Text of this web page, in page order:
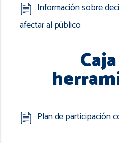
Información sobre
afectar al público
Plan de participación